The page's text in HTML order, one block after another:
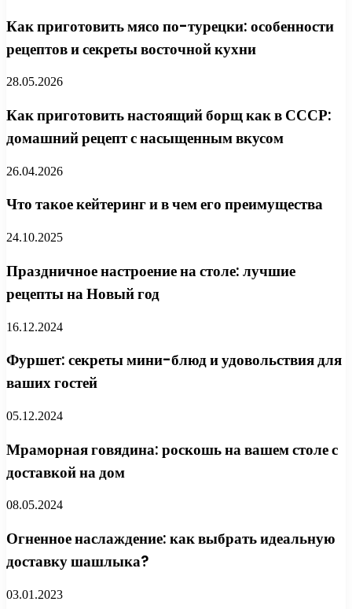
Как приготовить мясо по-турецки: особенности
рецептов и секреты восточной кухни
28.05.2026
Как приготовить настоящий борщ как в СССР:
домашний рецепт с насыщенным вкусом
26.04.2026
Что такое кейтеринг и в чем его преимущества
24.10.2025
Праздничное настроение на столе: лучшие
рецепты на Новый год
16.12.2024
Фуршет: секреты мини-блюд и удовольствия для
ваших гостей
05.12.2024
Мраморная говядина: роскошь на вашем столе с
доставкой на дом
08.05.2024
Огненное наслаждение: как выбрать идеальную
доставку шашлыка?
03.01.2023